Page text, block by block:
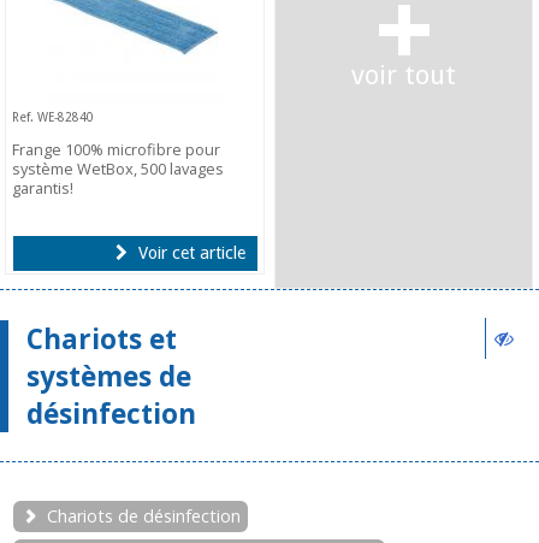
Ref. WE-82840
Frange 100% microfibre pour
système WetBox, 500 lavages
garantis!
Voir cet article
+
voir tout
Chariots et
systèmes de
désinfection
Chariots de désinfection